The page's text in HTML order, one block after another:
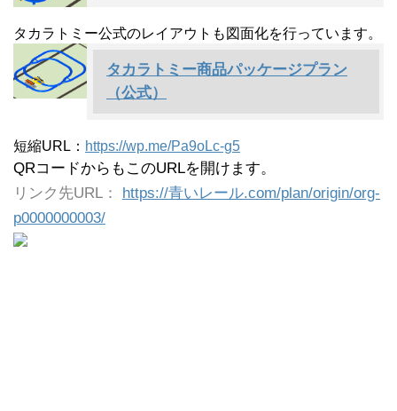
タカラトミー公式のレイアウトも図面化を行っています。
タカラトミー商品パッケージプラン
（公式）
短縮URL： https://wp.me/Pa9oLc-g5
QRコードからもこのURLを開けます。
リンク先URL： https://青いレール.com/plan/origin/org-
p0000000003/